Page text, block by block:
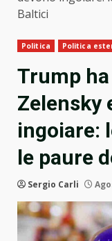
Baltici
Politica Politica
Trump
Zelensky
ingoiare:
le paure
Sergio Carli